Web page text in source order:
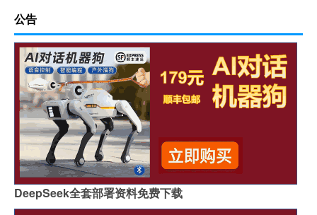
公告
DeepSeek全套部署资料免费下载